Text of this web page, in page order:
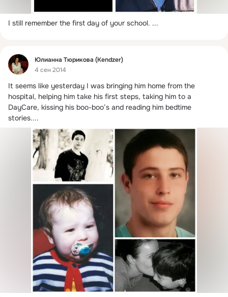
I still remember the first day of your school. ...
Фид
Юлианна Тюрикова (Kendzer)
4 сен 2014
It seems like yesterday I was bringing him home from the
hospital, helping him take his first steps, taking him to a
DayCare, kissing his boo-boo’s and reading him bedtime
stories....